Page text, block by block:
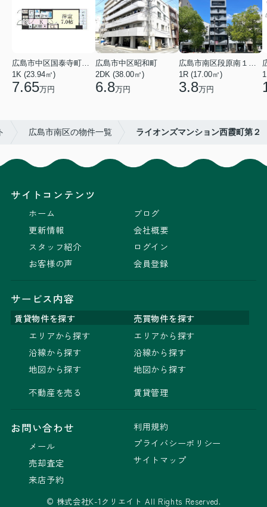
広島市中区国泰寺町２丁目
1K (23.94㎡)
7.65万円
広島市中区昭和町
2DK (38.00㎡)
6.8万円
広島市南区段原南１丁目
1R (17.00㎡)
3.8万円
広島市南区の物件一覧 ライオンズマンション西霞町第２
サイトコンテンツ
ホーム
更新情報
スタッフ紹介
お客様の声
ブログ
会社概要
ログイン
会員登録
サービス内容
賃貸物件を探す
売買物件を探す
エリアから探す
沿線から探す
地図から探す
不動産を売る
エリアから探す
沿線から探す
地図から探す
賃貸管理
お問い合わせ
メール
売却査定
来店予約
利用規約
プライバシーポリシー
サイトマップ
© 株式会社K-1クリエイト All Rights Reserved.